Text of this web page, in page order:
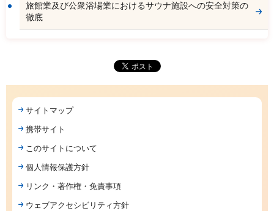
旅館業及び公衆浴場業におけるサウナ施設への安全対策の
徹底
サイトマップ
携帯サイト
このサイトについて
個人情報保護方針
リンク・著作権・免責事項
ウェブアクセシビリティ方針